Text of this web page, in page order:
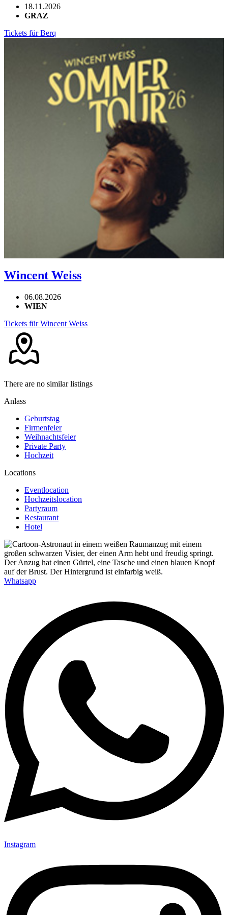
18.11.2026
GRAZ
Tickets für Berq
Wincent Weiss
06.08.2026
WIEN
Tickets für Wincent Weiss
There are no similar listings
Anlass
Geburtstag
Firmenfeier
Weihnachtsfeier
Private Party
Hochzeit
Locations
Eventlocation
Hochzeitslocation
Partyraum
Restaurant
Hotel
Whatsapp
Instagram